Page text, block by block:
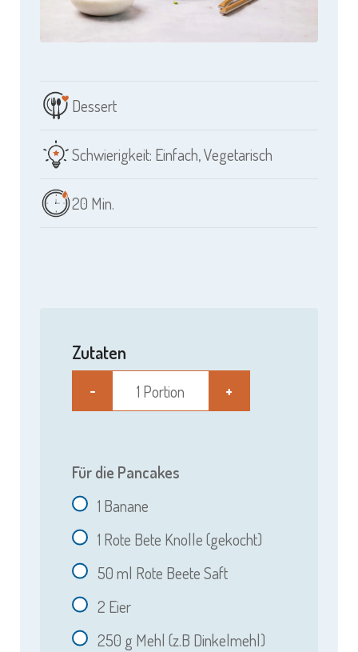
Dessert
Schwierigkeit: Einfach,Vegetarisch
20 Min.
Zutaten
- 1 Portion +
Für die Pancakes
1 Banane
1 Rote Bete Knolle (gekocht)
50ml Rote Beete Saft
2 Eier
250 g Mehl (z.B Dinkelmehl)